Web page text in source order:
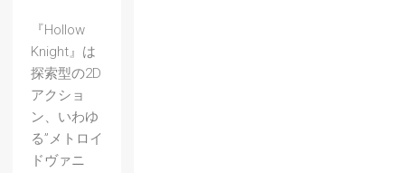
『Hollow
Knight』は
探索型の2D
アクショ
ン、いわゆ
る”メトロイ
ドヴァニ